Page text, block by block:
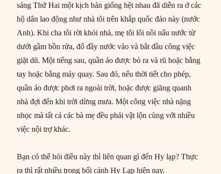
sáng Thứ Hai một kịch bản giống hệt nhau đã diễn ra ở các
hộ dân lao động như nhà tôi trên khắp quốc đảo này (nước
Anh). Khi cha tôi rời khỏi nhà, mẹ tôi lôi nồi nấu nước từ
dưới gầm bồn rửa, đổ đầy nước vào và bắt đầu công việc
giặt dũ. Một tiếng sau, quần áo được bỏ ra và rũ hoặc bằng
tay hoặc bằng máy quay. Sau đó, nếu thời tiết cho phép,
quần áo được phơi ra ngoài trời, hoặc được giăng quanh
nhà đợi đến khi trời dừng mưa. Một công việc nhà nặng
nhọc mà tất cả các bà mẹ đều phải vật lộn cùng với nhiều
việc nội trợ khác.
Bạn có thể hỏi điều này thì liên quan gì đến Hy lạp? Thực
ra thì rất nhiều trong bối cảnh Hy Lạp hiện nay.